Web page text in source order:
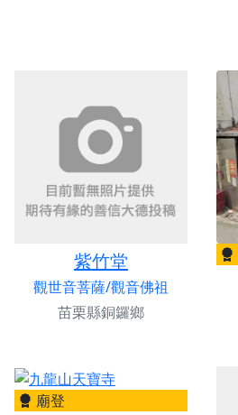
紫竹堂
觀世音菩薩/觀音佛祖
苗栗縣銅鑼鄉
廟登